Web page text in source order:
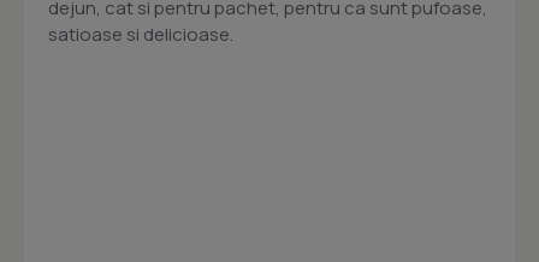
dejun, cat si pentru pachet, pentru ca sunt pufoase,
satioase si delicioase.